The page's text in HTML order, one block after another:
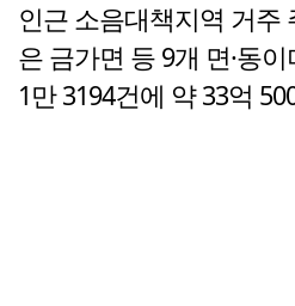
인근 소음대책지역 거주
은 금가면 등 9개 면·동
1만 3194건에 약 33억